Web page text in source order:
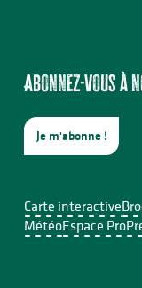
Abonnez-vous
Je m'abonne !
Carte interactive
MétéoEspace Pro